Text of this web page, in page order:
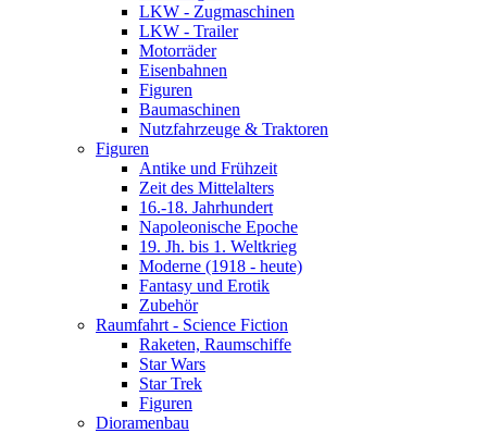
LKW - Zugmaschinen
LKW - Trailer
Motorräder
Eisenbahnen
Figuren
Baumaschinen
Nutzfahrzeuge & Traktoren
Figuren
Antike und Frühzeit
Zeit des Mittelalters
16.-18. Jahrhundert
Napoleonische Epoche
19. Jh. bis 1. Weltkrieg
Moderne (1918 - heute)
Fantasy und Erotik
Zubehör
Raumfahrt - Science Fiction
Raketen, Raumschiffe
Star Wars
Star Trek
Figuren
Dioramenbau